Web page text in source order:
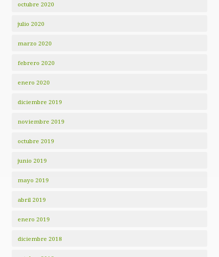
octubre 2020
julio 2020
marzo 2020
febrero 2020
enero 2020
diciembre 2019
noviembre 2019
octubre 2019
junio 2019
mayo 2019
abril 2019
enero 2019
diciembre 2018